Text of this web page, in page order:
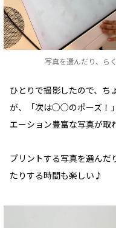
写真を選んだり、ら
ひとりで撮影したので、ち
が、「次は○○のポーズ！
エーション豊富な写真が取
プリントする写真を選んだ
たりする時間も楽しい♪